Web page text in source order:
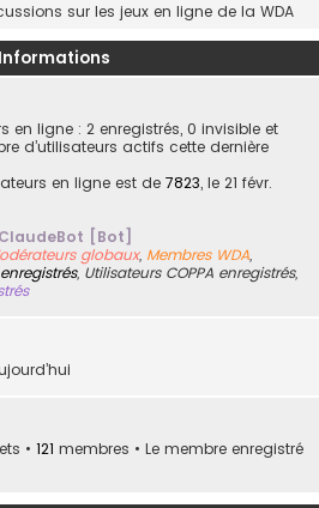
sur les jeux en ligne de la WDA
Informations
en ligne : 2 enregistrés, 0 invisible et
d’utilisateurs actifs cette dernière
en ligne est de 7823, le 21 févr.
ClaudeBot [Bot]
globaux, Membres WDA,
, Utilisateurs COPPA enregistrés,
• 121 membres • Le membre enregistré